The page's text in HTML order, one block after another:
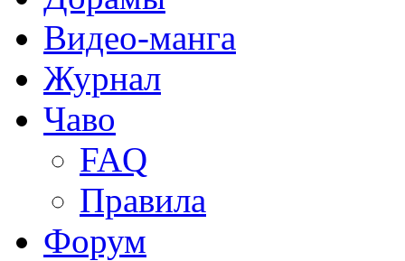
Видео-манга
Журнал
Чаво
FAQ
Правила
Форум